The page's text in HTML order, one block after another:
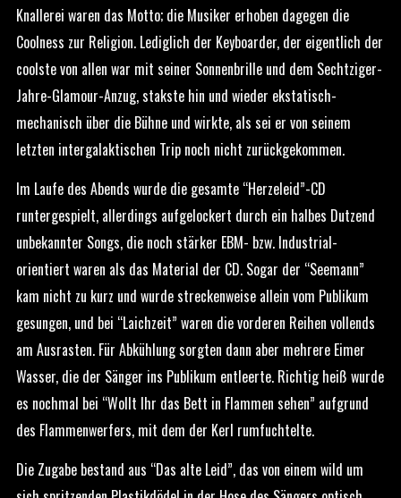
Knallerei waren das Motto; die Musiker erhoben dagegen die
Coolness zur Religion. Lediglich der Keyboarder, der eigentlich der
coolste von allen war mit seiner Sonnenbrille und dem Sechtziger-
Jahre-Glamour-Anzug, stakste hin und wieder ekstatisch-
mechanisch über die Bühne und wirkte, als sei er von seinem
letzten intergalaktischen Trip noch nicht zurückgekommen.
Im Laufe des Abends wurde die gesamte “Herzeleid”-CD
runtergespielt, allerdings aufgelockert durch ein halbes Dutzend
unbekannter Songs, die noch stärker EBM- bzw. Industrial-
orientiert waren als das Material der CD. Sogar der “Seemann”
kam nicht zu kurz und wurde streckenweise allein vom Publikum
gesungen, und bei “Laichzeit” waren die vorderen Reihen vollends
am Ausrasten. Für Abkühlung sorgten dann aber mehrere Eimer
Wasser, die der Sänger ins Publikum entleerte. Richtig heiß wurde
es nochmal bei “Wollt Ihr das Bett in Flammen sehen” aufgrund
des Flammenwerfers, mit dem der Kerl rumfuchtelte.
Die Zugabe bestand aus “Das alte Leid”, das von einem wild um